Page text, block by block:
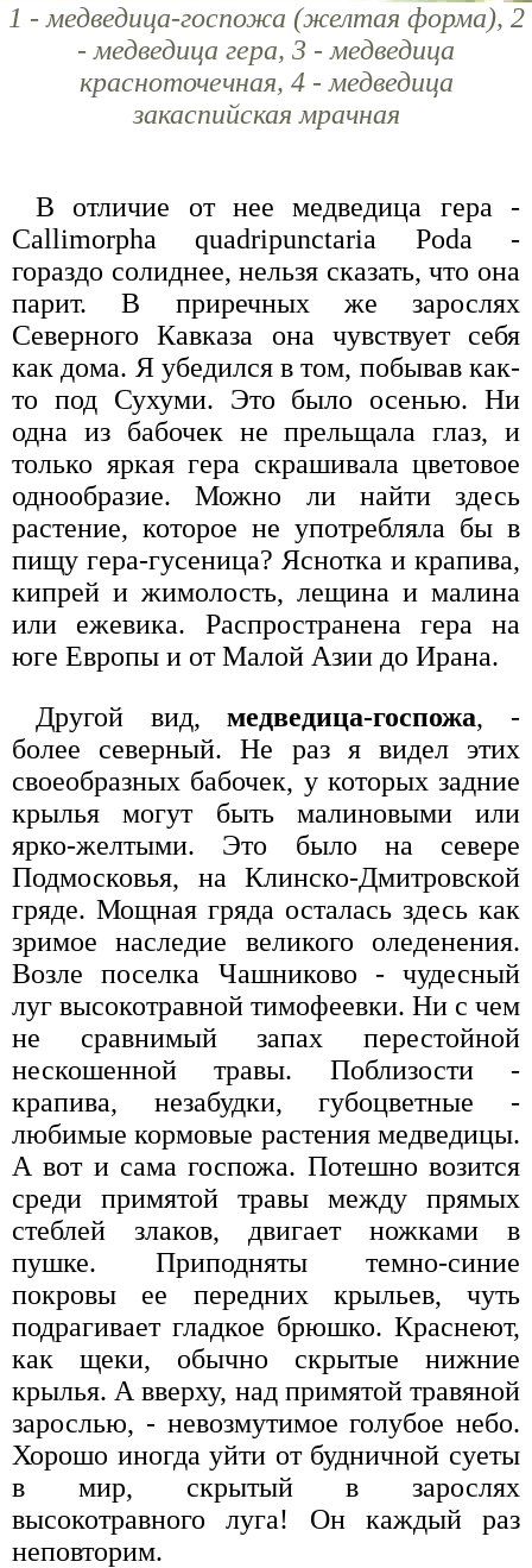
1 - медведица-госпожа (желтая форма), 2
- медведица гера, 3 - медведица
красноточечная, 4 - медведица
закаспийская мрачная
В отличие от нее медведица гера -
Callimorpha quadripunctaria Poda -
гораздо солиднее, нельзя сказать, что она
парит. В приречных же зарослях
Северного Кавказа она чувствует себя
как дома. Я убедился в том, побывав как-
то под Сухуми. Это было осенью. Ни
одна из бабочек не прельщала глаз, и
только яркая гера скрашивала цветовое
однообразие. Можно ли найти здесь
растение, которое не употребляла бы в
пищу гера-гусеница? Яснотка и крапива,
кипрей и жимолость, лещина и малина
или ежевика. Распространена гера на
юге Европы и от Малой Азии до Ирана.
Другой вид,медведица-госпожа, -
более северный. Не раз я видел этих
своеобразных бабочек, у которых задние
крылья могут быть малиновыми или
ярко-желтыми. Это было на севере
Подмосковья, на Клинско-Дмитровской
гряде. Мощная гряда осталась здесь как
зримое наследие великого оледенения.
Возле поселка Чашниково - чудесный
луг высокотравной тимофеевки. Ни с чем
не сравнимый запах перестойной
нескошенной травы. Поблизости -
крапива, незабудки, губоцветные -
любимые кормовые растения медведицы.
А вот и сама госпожа. Потешно возится
среди примятой травы между прямых
стеблей злаков, двигает ножками в
пушке. Приподняты темно-синие
покровы ее передних крыльев, чуть
подрагивает гладкое брюшко. Краснеют,
как щеки, обычно скрытые нижние
крылья. А вверху, над примятой травяной
зарослью, - невозмутимое голубое небо.
Хорошо иногда уйти от будничной суеты
в мир, скрытый в зарослях
высокотравного луга! Он каждый раз
неповторим.